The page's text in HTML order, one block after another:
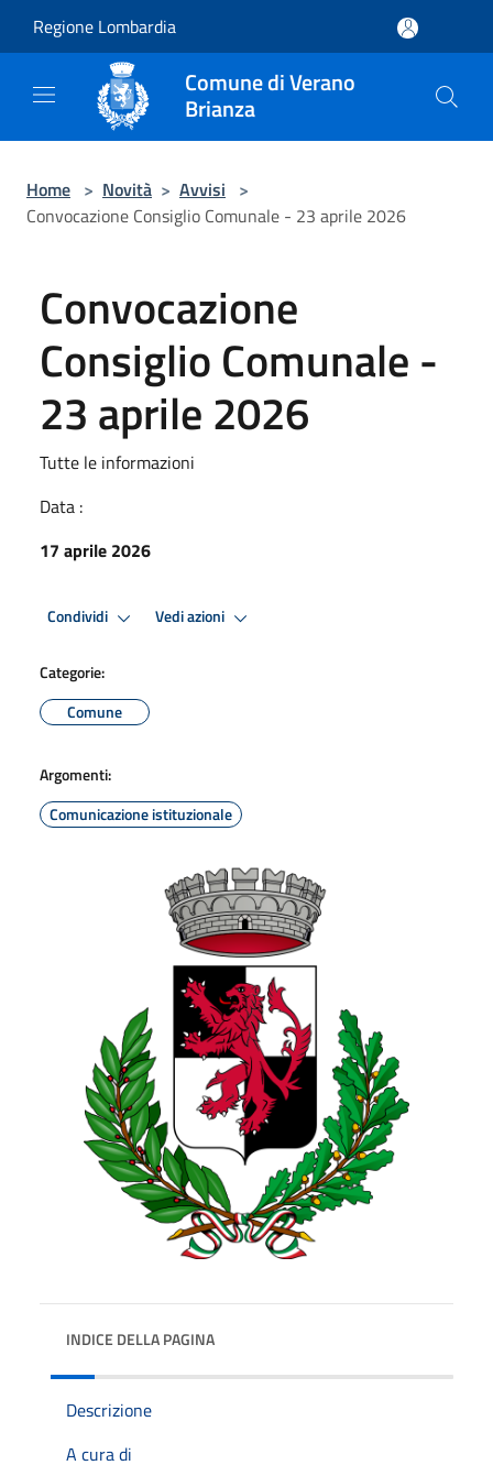
Regione Lombardia
Comune di Verano
Brianza
Home > Novità > Avvisi >
Convocazione Consiglio Comunale - 23 aprile 2026
Convocazione
Consiglio Comunale -
23 aprile 2026
Tutte le informazioni
Data :
17 aprile 2026
Condividi Vedi azioni
Categorie:
Comune
Argomenti:
Comunicazione istituzionale
INDICE DELLA PAGINA
Descrizione
A cura di